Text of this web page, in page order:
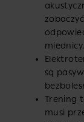
miednicy.
są
Trening
musi